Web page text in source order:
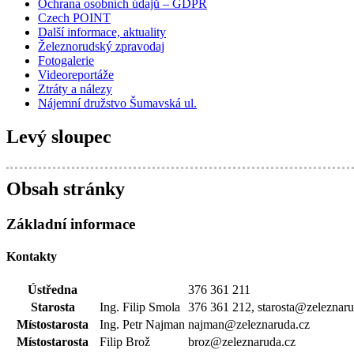
Ochrana osobních údajů – GDPR
Czech POINT
Další informace, aktuality
Železnorudský zpravodaj
Fotogalerie
Videoreportáže
Ztráty a nálezy
Nájemní družstvo Šumavská ul.
Levý sloupec
Obsah stránky
Základní informace
Kontakty
Ústředna
376 361 211
Starosta
Ing. Filip Smola 376 361 212,
Místostarosta
Ing. Petr Najman najman@zeleznaruda.cz
Místostarosta
Filip Brož
broz@zeleznaruda.cz